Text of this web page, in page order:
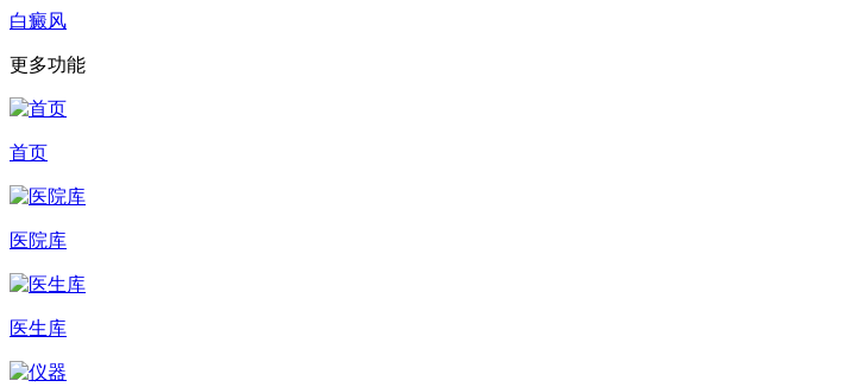
白癜风
更多功能
首页
医院库
医生库